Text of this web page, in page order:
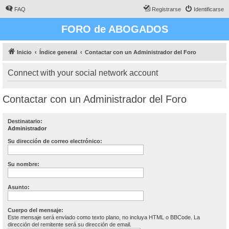
FAQ Identificarse
Registrarse
FORO de ABOGADOS
Inicio Índice general Contactar con un Administrador del Foro
Connect with your social network account
Contactar con un Administrador del Foro
Destinatario:
Administrador
Su dirección de correo electrónico:
Su nombre:
Asunto:
Cuerpo del mensaje:
Este mensaje será enviado como texto plano, no incluya HTML o BBCode. La
dirección del remitente será su dirección de email.